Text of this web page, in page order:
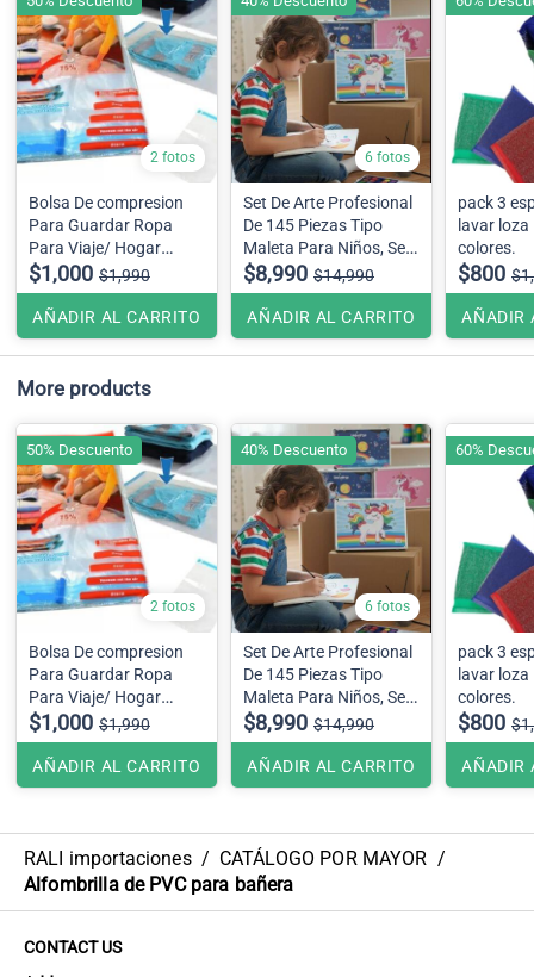
2 fotos
Bolsa De compresion
Para Guardar Ropa
Para Viaje/ Hogar
70x110cm
$1,000 $1,990
AÑADIR AL CARRITO
6 fotos
Set De Arte Profesional
De 145 Piezas Tipo
Maleta Para Niños, Se
envía diseño surtidos
$8,990 $14,990
AÑADIR AL CARRITO
pack 3
lavar loza
colores.
$800
AÑADIR
More products
2 fotos
Bolsa De compresion
Para Guardar Ropa
Para Viaje/ Hogar
70x110cm
$1,000 $1,990
AÑADIR AL CARRITO
50% Descuento
6 fotos
Set De Arte Profesional
De 145 Piezas Tipo
Maleta Para Niños, Se
envía diseño surtidos
$8,990 $14,990
AÑADIR AL CARRITO
40% Descuento
pack 3
lavar loza
colores.
$800
AÑADIR
60%
RALI importaciones / CATÁLOGO POR MAYOR /
Alfombrilla de PVC para bañera
CONTACT US